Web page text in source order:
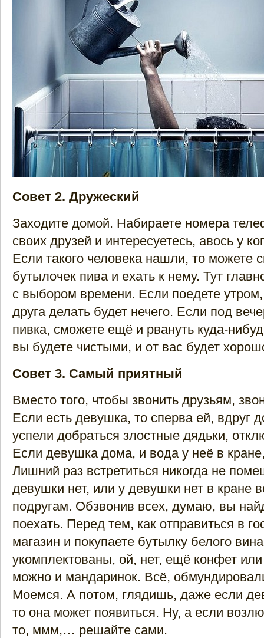
Совет 2. Дружеский
Заходите домой. Набираете номера
своих друзей и интересуетесь, авось у
Если такого человека нашли, то можете
бутылочек пива и ехать к нему. Тут
с выбором времени. Если поедете
друга делать будет нечего. Если под
пивка, сможете ещё и рвануть куда-
вы будете чистыми, и от вас будет
Совет 3. Самый приятный
Вместо того, чтобы звонить друзьям,
Если есть девушка, то сперва ей, вдруг
успели добраться злостные дядьки,
Если девушка дома, и вода у неё в
Лишний раз встретиться никогда не
девушки нет, или у девушки нет в кране
подругам. Обзвонив всех, думаю, вы
поехать. Перед тем, как отправиться в
магазин и покупаете бутылку белого
укомплектованы, ой, нет, ещё конфет
можно и мандаринок. Всё,
Моемся. А потом, глядишь, даже если
то она может появиться. Ну, а если
то, ммм,… решайте сами.